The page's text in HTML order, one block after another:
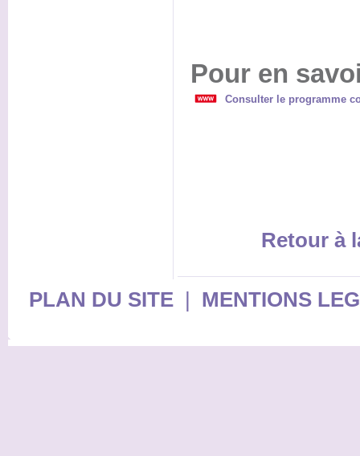
Pour en
Consulter le programme
Retour à
PLAN DU SITE| MENTIONS